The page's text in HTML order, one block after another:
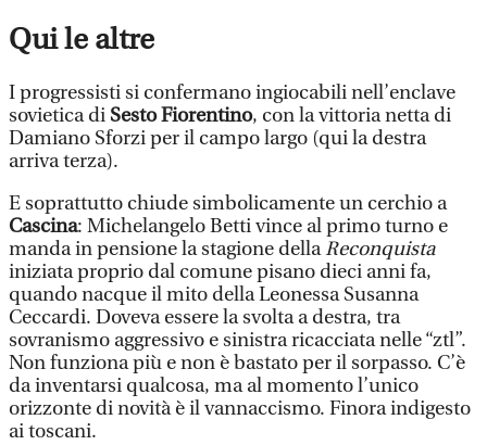
Qui le altre
I progressisti si confermano ingiocabili nell’enclave
sovietica di Sesto Fiorentino, con la vittoria netta di
Damiano Sforzi per il campo largo (qui la destra
arriva terza).
E soprattutto chiude simbolicamente un cerchio a
Cascina: Michelangelo Betti vince al primo turno e
manda in pensione la stagione dellaReconquista
iniziata proprio dal comune pisano dieci anni fa,
quando nacque il mito della Leonessa Susanna
Ceccardi. Doveva essere la svolta a destra, tra
sovranismo aggressivo e sinistra ricacciata nelle “ztl”.
Non funziona più e non è bastato per il sorpasso. C’è
da inventarsi qualcosa, ma al momento l’unico
orizzonte di novità è il vannaccismo. Finora indigesto
ai toscani.